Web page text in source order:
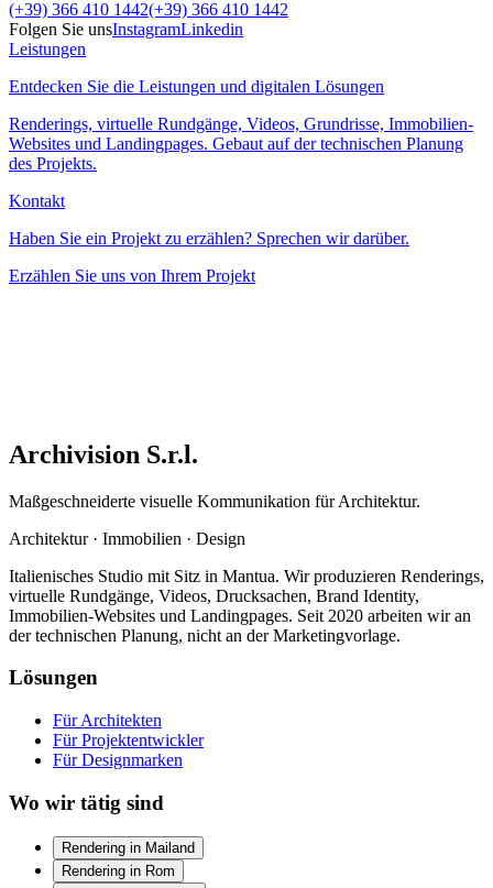
(+39) 366 410 1442(+39) 366 410 1442
Folgen Sie unsInstagramLinkedin
Leistungen
Entdecken Sie die Leistungen und digitalen Lösungen
Renderings, virtuelle Rundgänge, Videos, Grundrisse, Immobilien-
Websites und Landingpages. Gebaut auf der technischen Planung
des Projekts.
Kontakt
Haben Sie ein Projekt zu erzählen? Sprechen wir darüber.
Erzählen Sie uns von Ihrem Projekt
Archivision S.r.l.
Maßgeschneiderte visuelle Kommunikation für Architektur.
Architektur · Immobilien · Design
Italienisches Studio mit Sitz in Mantua. Wir produzieren Renderings,
virtuelle Rundgänge, Videos, Drucksachen, Brand Identity,
Immobilien-Websites und Landingpages. Seit 2020 arbeiten wir an
der technischen Planung, nicht an der Marketingvorlage.
Lösungen
Für Architekten
Für Projektentwickler
Für Designmarken
Wo wir tätig sind
Rendering in Mailand
Rendering in Rom